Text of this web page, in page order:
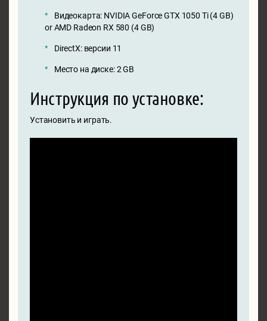
Видеокарта: NVIDIA GeForce GTX 1050 Ti (4 GB)
or AMD Radeon RX 580 (4 GB)
DirectX: версии 11
Место на диске: 2 GB
Инструкция по установке:
Установить и играть.